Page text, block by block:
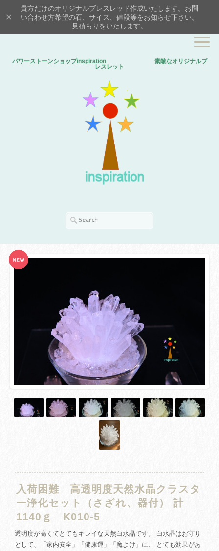
貴方だけのオリジナルブレスレッド作成いたします。お問
い合わせ方希望の石、サイズ、値段等をお知らせ下さい。
見積もりをいたします。
パワーストーンショップinspiration 素敵なオリジナルブ
レスレット
入荷困難 高透明度天然水晶クラスタ
ー浄化セット（さざれ、器付） 計
1140ｇ K010-5
透明度が高くてとてもキレイな天然白水晶です。 白水晶はお守り
として、「家内安全」「健康運」「魔よけ」に、 とても効果があ